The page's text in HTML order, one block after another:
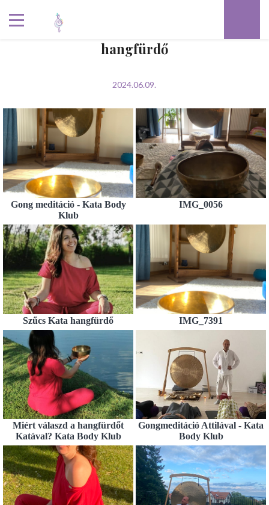
hangfürdő
2024.06.09.
Gong meditáció - Kata Body
Klub
IMG_0056
Szűcs Kata hangfürdő IMG_7391
Miért válaszd a hangfürdőt
Katával? Kata Body Klub
Gongmeditáció Attilával - Kata
Body Klub